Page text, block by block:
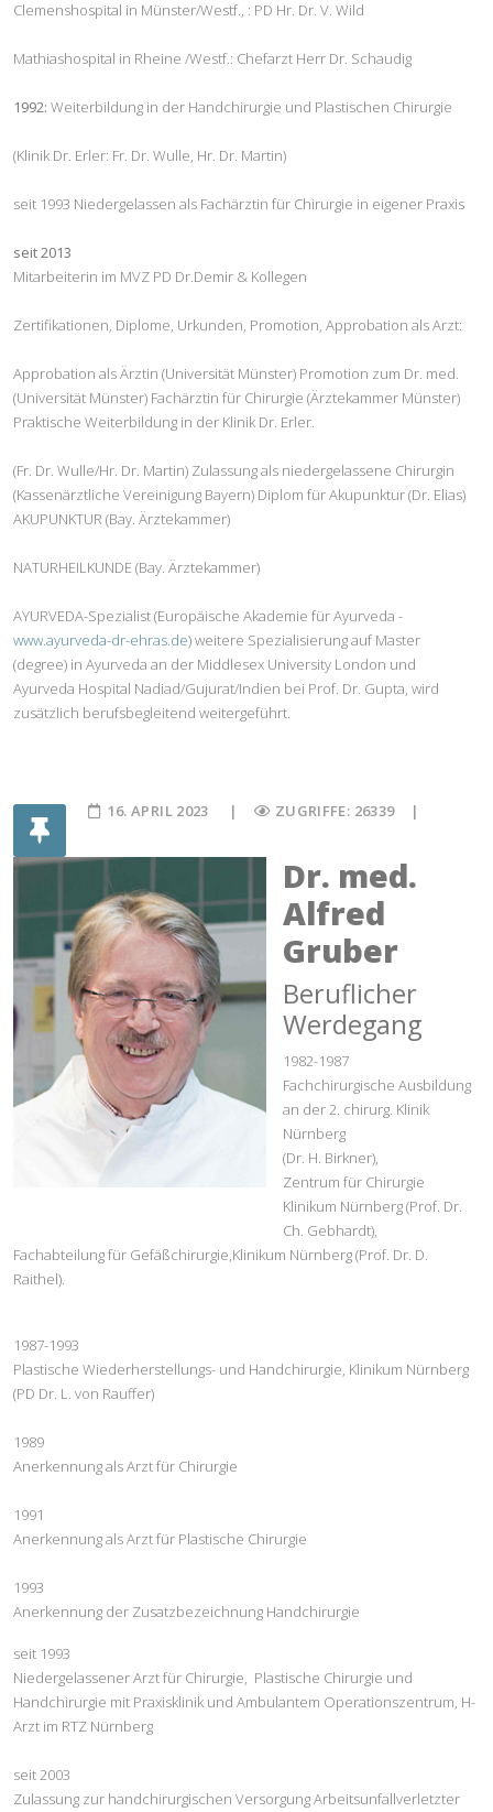
Clemenshospital in Münster/Westf., : PD Hr. Dr. V. Wild
Mathiashospital in Rheine /Westf.: Chefarzt Herr Dr. Schaudig
1992: Weiterbildung in der Handchirurgie und Plastischen Chirurgie
(Klinik Dr. Erler: Fr. Dr. Wulle, Hr. Dr. Martin)
seit 1993 Niedergelassen als Fachärztin für Chirurgie in eigener Praxis
seit 2013
Mitarbeiterin im MVZ PD Dr.Demir & Kollegen
Zertifikationen, Diplome, Urkunden, Promotion, Approbation als Arzt:
Approbation als Ärztin (Universität Münster) Promotion zum Dr. med.
(Universität Münster) Fachärztin für Chirurgie (Ärztekammer Münster)
Praktische Weiterbildung in der Klinik Dr. Erler.
(Fr. Dr. Wulle/Hr. Dr. Martin) Zulassung als niedergelassene Chirurgin
(Kassenärztliche Vereinigung Bayern) Diplom für Akupunktur (Dr. Elias)
AKUPUNKTUR (Bay. Ärztekammer)
NATURHEILKUNDE (Bay. Ärztekammer)
AYURVEDA-Spezialist (Europäische Akademie für Ayurveda -
www.ayurveda-dr-ehras.de) weitere Spezialisierung auf Master
(degree) in Ayurveda an der Middlesex University London und
Ayurveda Hospital Nadiad/Gujurat/Indien bei Prof. Dr. Gupta, wird
zusätzlich berufsbegleitend weitergeführt.
16. APRIL 2023 ZUGRIFFE: 26339
Dr. med.
Alfred
Gruber
Beruflicher
Werdegang
1982-1987
Fachchirurgische Ausbildung
an der 2. chirurg. Klinik
Nürnberg
(Dr. H. Birkner),
Zentrum für Chirurgie
Klinikum Nürnberg (Prof. Dr.
Ch. Gebhardt),
Fachabteilung für Gefäßchirurgie,Klinikum Nürnberg (Prof. Dr. D.
Raithel).
1987-1993
Plastische Wiederherstellungs- und Handchirurgie, Klinikum Nürnberg
(PD Dr. L. von Rauffer)
1989
Anerkennung als Arzt für Chirurgie
1991
Anerkennung als Arzt für Plastische Chirurgie
1993
Anerkennung der Zusatzbezeichnung Handchirurgie
seit 1993
Niedergelassener Arzt für Chirurgie, Plastische Chirurgie und
Handchirurgie mit Praxisklinik und Ambulantem Operationszentrum, H-
Arzt im RTZ Nürnberg
seit 2003
Zulassung zur handchirurgischen Versorgung Arbeitsunfallverletzter